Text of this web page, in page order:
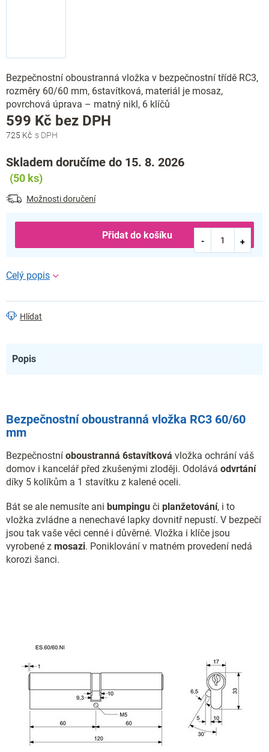
Bezpečnostní oboustranná vložka v bezpečnostní třídě RC3,
rozměry 60/60 mm, 6stavítková, materiál je mosaz,
povrchová úprava – matný nikl, 6 klíčů
725 Kč
599 Kč bez DPH
Skladem doručíme do 15. 8. 2026
(50 ks)
Možnosti doručení
Přidat do košíku
Hlídat
Popis
Bezpečnostní oboustranná vložka RC3 60/60
mm
Bezpečnostní oboustranná 6stavítková vložka ochrání váš
domov i kancelář před zkušenými zloději. Odolává odvrtání
díky 5 kolíkům a 1 stavítku z kalené oceli.
Bát se ale nemusíte ani bumpingu či planžetování, i to
vložka zvládne a nenechavé lapky dovnitř nepustí. V bezpečí
jsou tak vaše věci cenné i důvěrné. Vložka i klíče jsou
vyrobené z mosazi. Poniklování v matném provedení nedá
korozi šanci.